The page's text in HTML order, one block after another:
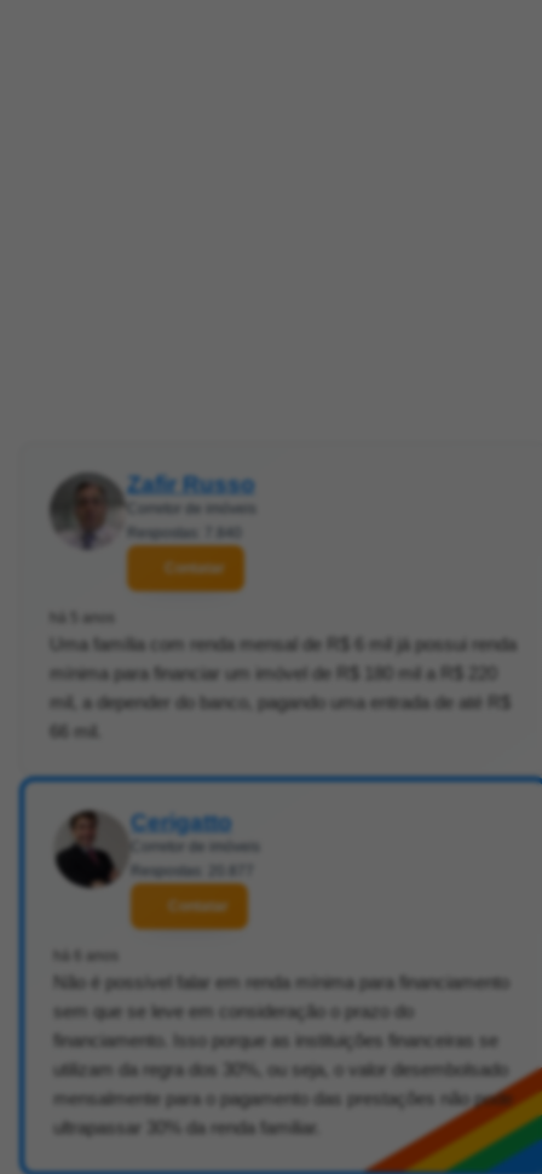
Zafir Russo
Corretor de imóveis
Respostas: 7.840
Contatar
há 5 anos
Uma família com renda mensal de R$ 6 mil já possui renda
mínima para financiar um imóvel de R$ 180 mil a R$ 220
mil, a depender do banco, pagando uma entrada de até R$
66 mil.
Cerigatto
Corretor de imóveis
Respostas: 20.877
Contatar
há 6 anos
Não é possível falar em renda mínima para financiamento
sem que se leve em consideração o prazo do
financiamento. Isso porque as instituições financeiras se
utilizam da regra dos 30%, ou seja, o valor desembolsado
mensalmente para o pagamento das prestações não pode
ultrapassar 30% da renda familiar.